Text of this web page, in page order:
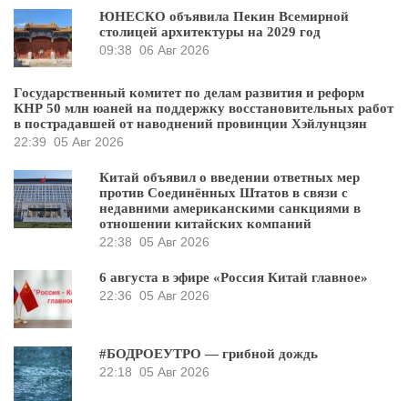
ЮНЕСКО объявила Пекин Всемирной
столицей архитектуры на 2029 год
09:38 06 Авг 2026
Государственный комитет по делам развития и реформ
КНР 50 млн юаней на поддержку восстановительных работ
в пострадавшей от наводнений провинции Хэйлунцзян
22:39 05 Авг 2026
Китай объявил о введении ответных мер
против Соединённых Штатов в связи с
недавними американскими санкциями в
отношении китайских компаний
22:38 05 Авг 2026
6 августа в эфире «Россия Китай главное»
22:36 05 Авг 2026
#БОДРОЕУТРО — грибной дождь
22:18 05 Авг 2026